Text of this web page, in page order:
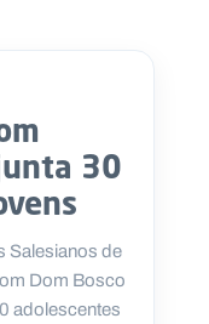
30
Salesianos de
Dom Bosco
adolescentes